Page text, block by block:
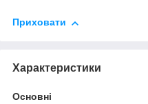
Приховати
Характеристики
Основні